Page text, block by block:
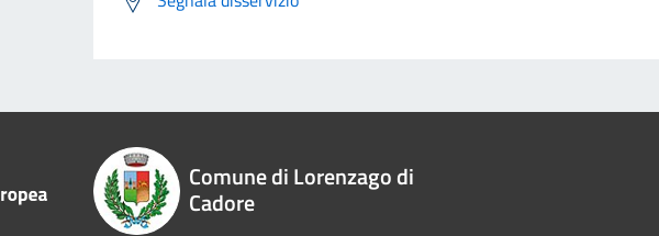
Comune di Lorenzago di
Cadore